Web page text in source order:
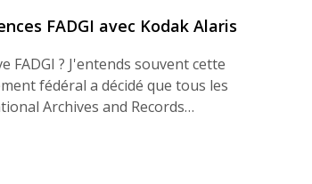
FADGI avec Kodak Alaris
FADGI ? J'entends souvent cette
fédéral a décidé que tous les
Archives and Records…